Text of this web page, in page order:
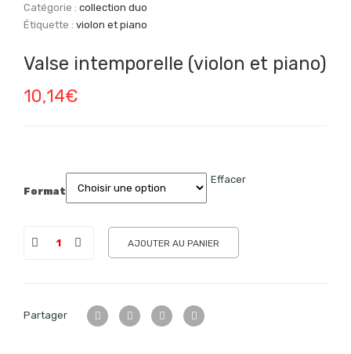
Catégorie :collection duo
Étiquette :violon et piano
Valse intemporelle (violon et piano)
10,14€
Format
Effacer
AJOUTER AU PANIER
Partager